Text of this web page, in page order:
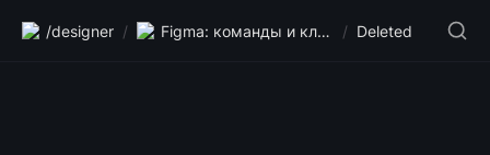
/designer / Figma: команды и клавиши / Deleted